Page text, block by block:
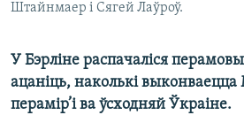
Штайнмаер і Сягей Лаўроў.
У Бэрліне распачаліся
ацаніць, наколькі
перамір’і ва ўсходняй Ўкраіне.